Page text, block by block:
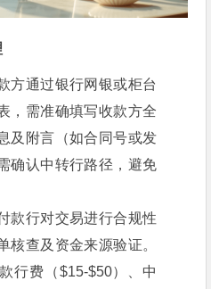
方通过银行网银或柜台
，需准确填写收款方全
及附言（如合同号或发
确认中转行路径，避免
款行对交易进行合规性
核查及资金来源验证。
行费（$15-$50）、中